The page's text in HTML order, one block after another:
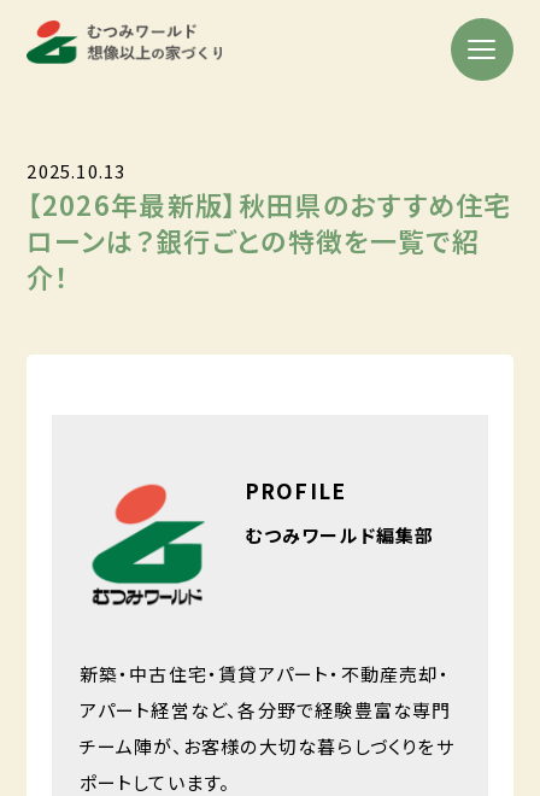
2025.10.13
【2026年最新版】秋田県のおすすめ住宅
ローンは？銀行ごとの特徴を一覧で紹
介！
PROFILE
むつみワールド編集部
新築・中古住宅・賃貸アパート・不動産売却・
アパート経営など、各分野で経験豊富な専門
チーム陣が、お客様の大切な暮らしづくりをサ
ポートしています。